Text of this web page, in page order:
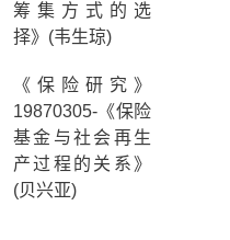
筹集方式的选
择》(韦生琼)
《保险研究》
19870305-《保险
基金与社会再生
产过程的关系》
(贝兴亚)